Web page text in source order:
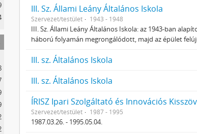
III. Sz. Állami Leány Általános Iskola
Szervezet/testület 1943 - 1948
III. Sz. Állami Leány Általános Iskola: az 1943-ban
háború folyamán megrongálódott, majd az épület
III. sz. Általános Iskola
III. sz. Általános Iskola
ÍRISZ Ipari Szolgáltató és Innovációs
Szervezet/testület 1987 - 1995
1987.03.26. - 1995.05.04.